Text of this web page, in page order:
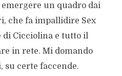
un quadro dai
che fa impallidire Sex
Cicciolina e tutto il
in rete. Mi domando
su certe faccende.